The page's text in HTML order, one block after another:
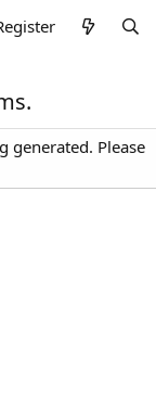
generated. Please